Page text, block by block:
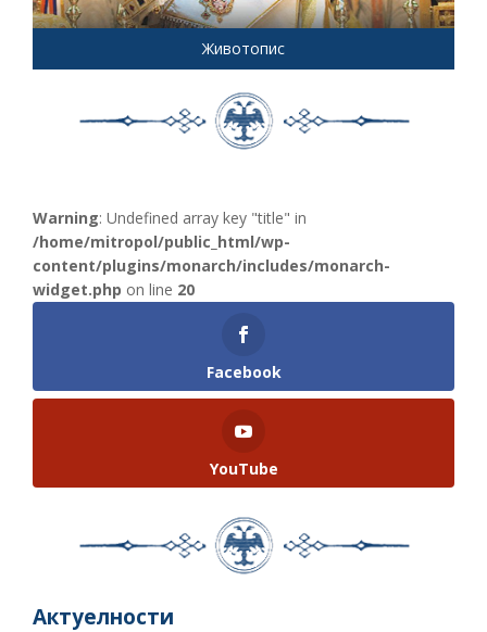
Животопис
Warning: Undefined array key "title" in
/home/mitropol/public_html/wp-
content/plugins/monarch/includes/monarch-
widget.php on line 20
Facebook
YouTube
Актуелности